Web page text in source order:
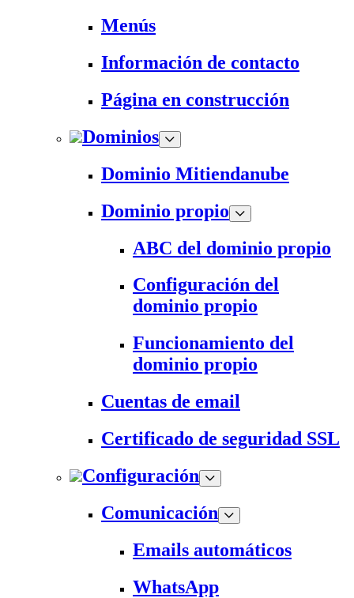
Menús
Información de contacto
Página en construcción
Dominios
Dominio Mitiendanube
Dominio propio
ABC del dominio propio
Configuración del
dominio propio
Funcionamiento del
dominio propio
Cuentas de email
Certificado de seguridad SSL
Configuración
Comunicación
Emails automáticos
WhatsApp